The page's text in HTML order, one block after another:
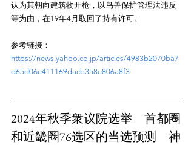
认为其朝向建筑物开枪，以鸟兽保护管理法违反
参考链接：
https://news.yahoo.co.jp/articles/4983b2070ba7
d65d06e411169dacb358e806a8f3
2024年秋季衆议院选举　首都圈
和近畿圈76选区的当选预测　神